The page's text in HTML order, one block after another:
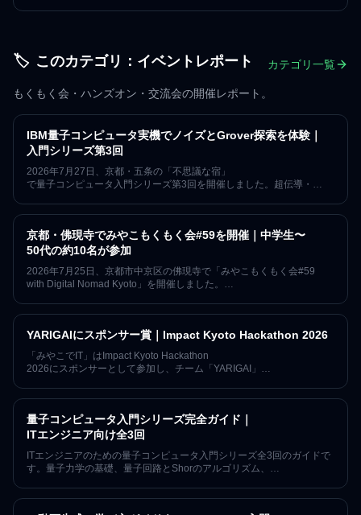
🏷️ このカテゴリ： イベントレポート カテゴリ一覧
もくもく会・ハンズオン・交流会の開催レポート。
IBM量子コンピュータ実機でノイズとGrover探索を体験｜
入門シリーズ第3回
2026年7月27日、京都・五条の「不思議な宿」
で量子コンピュータ入門シリーズ第3回を開催しました。超伝導・
京都・佛現寺でみやこもくもく会#59を開催｜中学生〜
50代の約10名が参加
2026年7月25日、京都市中京区の佛現寺で「みやこもくもく会#59
with Digital Nomad Kyoto」を開催しました。
YARIGAIにスポンサー賞｜Impact Kyoto Hackathon 2026
「みやこでIT」はImpact Kyoto Hackathon
2026にスポンサーとして参加し、チーム「YARIGAI」
量子コンピュータ入門シリーズ完全ガイド｜
ITエンジニア向け全3回
ITエンジニアのための量子コンピュータ入門シリーズ全3回のガイドで
す。量子力学の基礎、量子回路とShorのアルゴリズム、